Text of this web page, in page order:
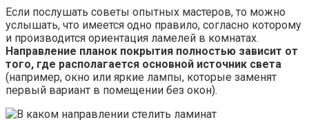
Если послушать советы опытных мастеров, то можно
услышать, что имеется одно правило, согласно которому
и производится ориентация ламелей в комнатах.
Направление планок покрытия полностью зависит от
того, где располагается основной источник света
(например, окно или яркие лампы, которые заменят
первый вариант в помещении без окон).